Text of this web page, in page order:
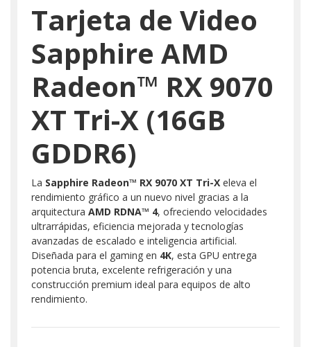
Tarjeta de Video
Sapphire AMD
Radeon™ RX 9070
XT Tri-X (16GB
GDDR6)
La Sapphire Radeon™ RX 9070 XT Tri-X eleva el
rendimiento gráfico a un nuevo nivel gracias a la
arquitectura AMD RDNA™ 4, ofreciendo velocidades
ultrarrápidas, eficiencia mejorada y tecnologías
avanzadas de escalado e inteligencia artificial.
Diseñada para el gaming en 4K, esta GPU entrega
potencia bruta, excelente refrigeración y una
construcción premium ideal para equipos de alto
rendimiento.